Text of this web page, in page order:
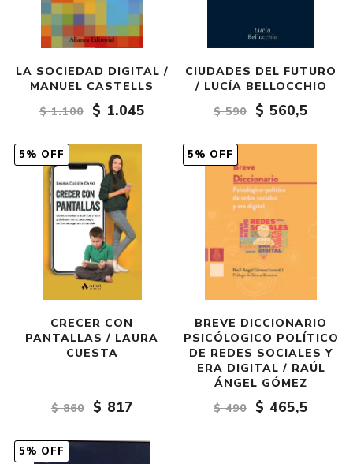
LA SOCIEDAD DIGITAL /
MANUEL CASTELLS
$ 1.100
$ 1.045
CIUDADES DEL FUTURO
/ LUCÍA BELLOCCHIO
$ 590
$ 560,5
5% OFF
CRECER CON
PANTALLAS / LAURA
CUESTA
$ 860 $ 817
5% OFF
BREVE DICCIONARIO
PSICÓLOGICO POLÍTICO
DE REDES SOCIALES Y
ERA DIGITAL / RAÚL
ÁNGEL GÓMEZ
$ 490
$ 465,5
5% OFF